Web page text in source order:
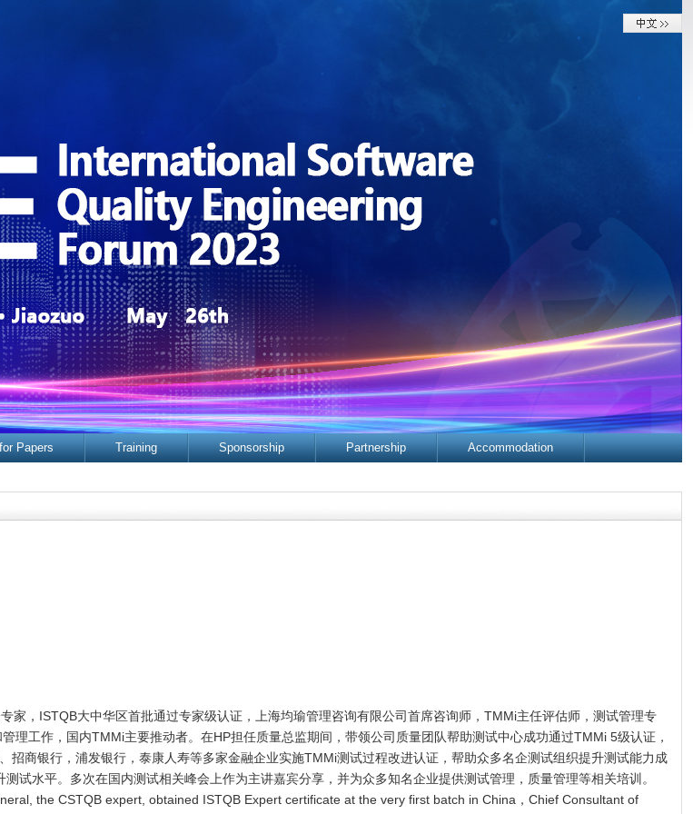
Papers Training Sponsorship Partnership Accommodation
家，ISTQB大中华区首批通过专家级认证，上海均瑜管理咨询有限公司首席咨询师，TMMi主任评估师，测试管理专
理工作，国内TMMi主要推动者。在HP担任质量总监期间，带领公司质量团队帮助测试中心成功通过TMMi 5级认证，
招商银行，浦发银行，泰康人寿等多家金融企业实施TMMi测试过程改进认证，帮助众多名企测试组织提升测试能力成
试水平。多次在国内测试相关峰会上作为主讲嘉宾分享，并为众多知名企业提供测试管理，质量管理等相关培训。
the CSTQB expert, obtained ISTQB Expert certificate at the very first batch in China，Chief Consultant of